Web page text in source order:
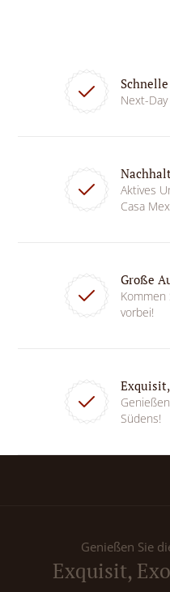
Next-
Aktives
Casa
Große
Kommen
vorbei!
Südens!
Genießen Sie
Exquisit,